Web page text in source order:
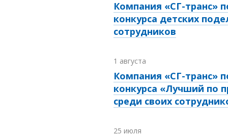
Компания «СГ-транс»
конкурса детских
сотрудников
1 августа
Компания «СГ-транс»
конкурса «Лучший по
среди своих
25 июля